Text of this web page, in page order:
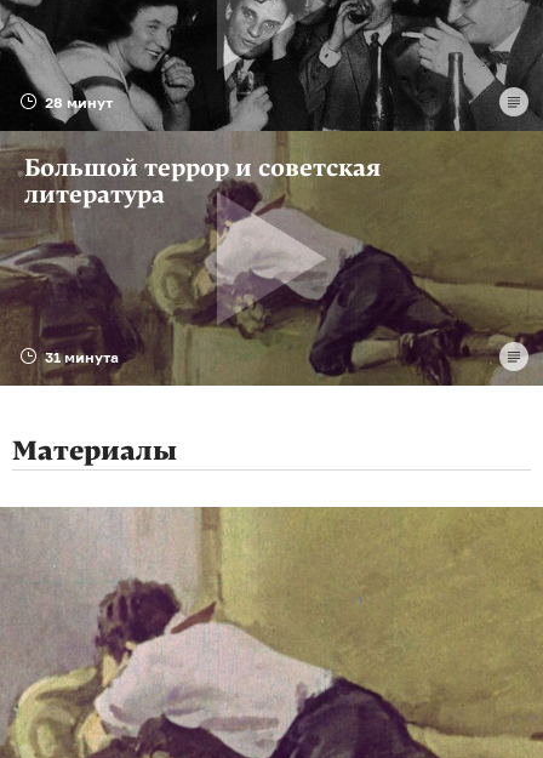
28 минут
31 минута
Большой террор и советская
литература
Материалы